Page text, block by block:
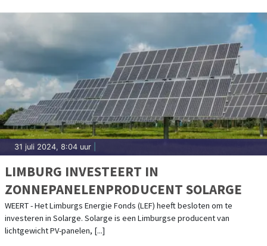
31 juli 2024, 8:04 uur
LIMBURG INVESTEERT IN
ZONNEPANELENPRODUCENT SOLARGE
WEERT - Het Limburgs Energie Fonds (LEF) heeft besloten om te
investeren in Solarge. Solarge is een Limburgse producent van
lichtgewicht PV-panelen, [...]